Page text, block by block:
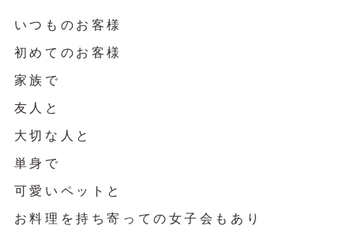
いつものお客様
初めてのお客様
家族で
友人と
大切な人と
単身で
可愛いペットと
お料理を持ち寄っての女子会もあり